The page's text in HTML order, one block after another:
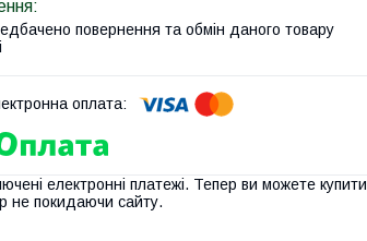
повернення та обмін даного товару
електронні платежі. Тепер ви можете купити
не покидаючи сайту.